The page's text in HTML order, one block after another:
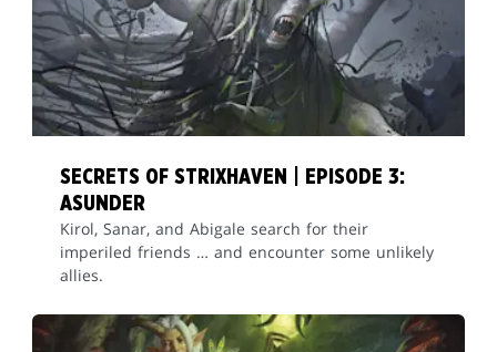
SECRETS OF STRIXHAVEN | EPISODE 3:
ASUNDER
Kirol, Sanar, and Abigale search for their
imperiled friends … and encounter some unlikely
allies.